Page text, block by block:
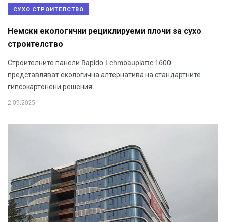
СУХО СТРОИТЕЛСТВО
Немски екологични рециклируеми плочи за сухо
строителство
Строителните панели Rapido-Lehmbauplatte 1600
представляват екологична алтернатива на стандартните
гипсокартонени решения.
2.09.2025